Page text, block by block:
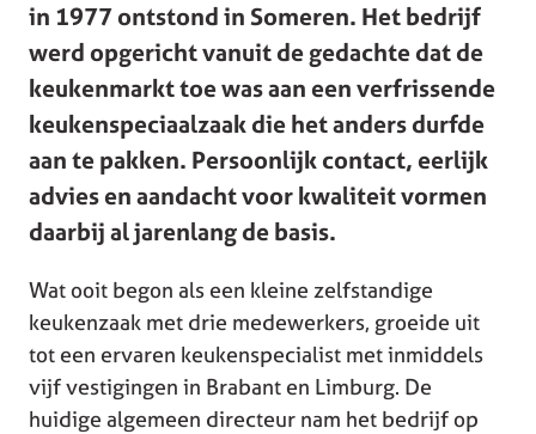
in 1977 ontstond in Someren. Het bedrijf
werd opgericht vanuit de gedachte dat de
keukenmarkt toe was aan een verfrissende
keukenspeciaalzaak die het anders durfde
aan te pakken. Persoonlijk contact, eerlijk
advies en aandacht voor kwaliteit vormen
daarbij al jarenlang de basis.
Wat ooit begon als een kleine zelfstandige
keukenzaak met drie medewerkers, groeide uit
tot een ervaren keukenspecialist met inmiddels
vijf vestigingen in Brabant en Limburg. De
huidige algemeen directeur nam het bedrijf op